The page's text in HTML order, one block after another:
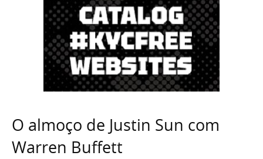
O almoço de Justin Sun com
Warren Buffett